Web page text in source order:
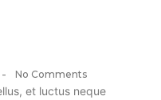
- No Comments
et luctus neque